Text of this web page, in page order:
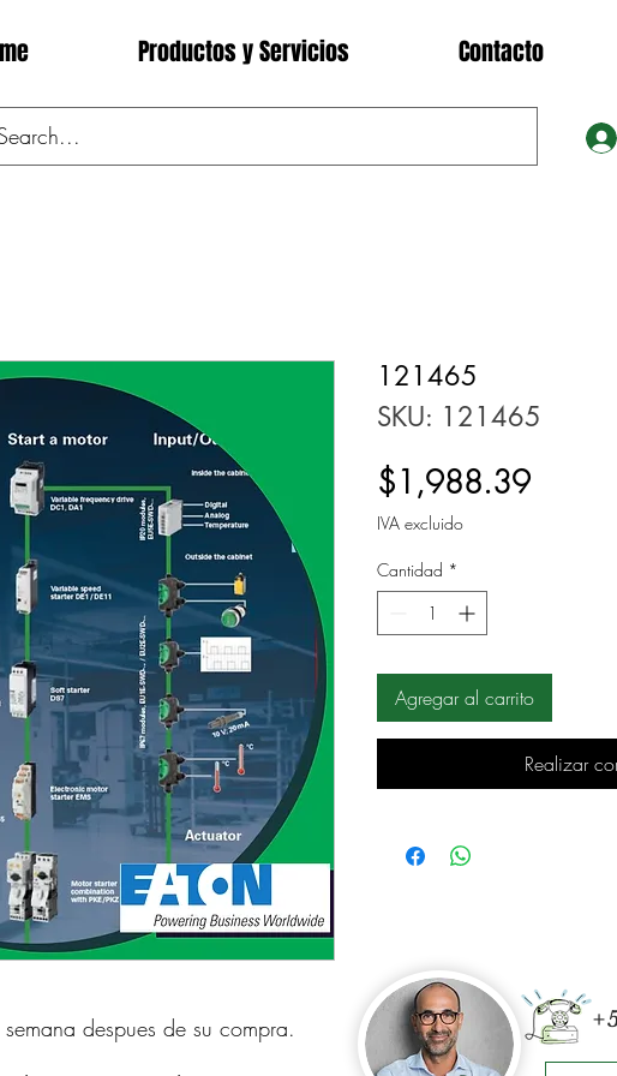
Productos y Servicios Contacto
despues de su compra.
121465
SKU: 121465
$1,988.39Precio
IVA excluido
Cantidad *
Agregar al carrito
Realizar